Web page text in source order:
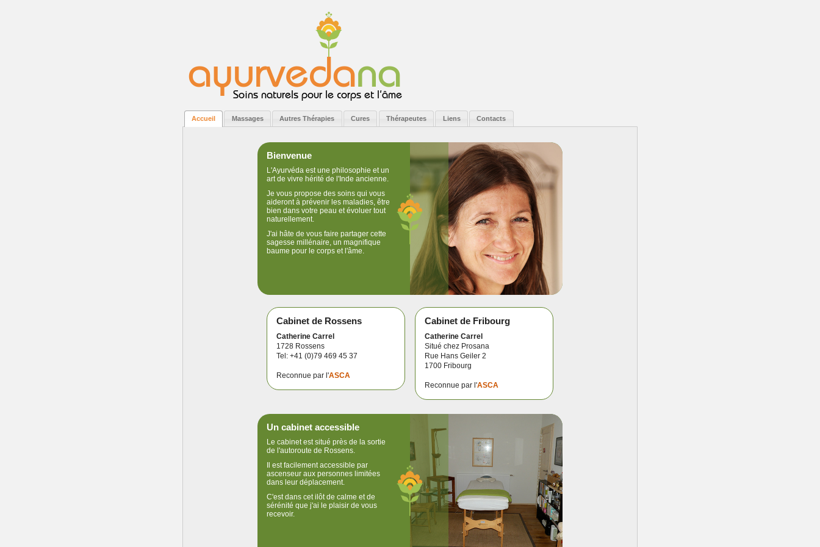
ayurvedana
Soins naturels pour le corps et l'âme
Accueil Massages Autres Thérapies Cures Thérapeutes Liens Contacts
Bienvenue
L'Ayurvéda est une philosophie et un
art de vivre hérité de l'Inde ancienne.
Je vous propose des soins qui vous
aideront à prévenir les maladies, être
bien dans votre peau et évoluer tout
naturellement.
J'ai hâte de vous faire partager cette
sagesse millénaire, un magnifique
baume pour le corps et l'âme.
Cabinet de Rossens
Catherine Carrel
1728 Rossens
Tel: +41 (0)79 469 45 37
Reconnue par l'ASCA
Cabinet de Fribourg
Catherine Carrel
Situé chez Prosana
Rue Hans Geiler 2
1700 Fribourg
Reconnue par l'ASCA
Un cabinet accessible
Le cabinet est situé près de la sortie
de l'autoroute de Rossens.
Il est facilement accessible par
ascenseur aux personnes limitées
dans leur déplacement.
C'est dans cet ilôt de calme et de
sérénité que j'ai le plaisir de vous
recevoir.